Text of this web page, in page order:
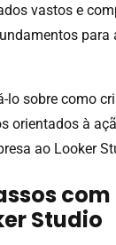
vastos e
para
lo sobre como
orientados à
ao Looker
com
Studio